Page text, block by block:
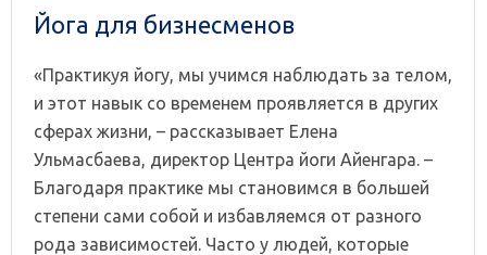
Йога для бизнесменов
«Практикуя йогу, мы учимся наблюдать за телом,
и этот навык со временем проявляется в других
сферах жизни, – рассказывает Елена
Ульмасбаева, директор Центра йоги Айенгара. –
Благодаря практике мы становимся в большей
степени сами собой и избавляемся от разного
рода зависимостей. Часто у людей, которые